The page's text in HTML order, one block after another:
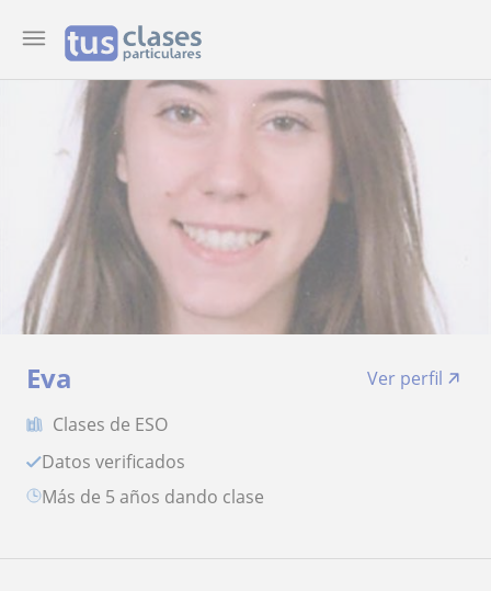
Eva
Ver perfil
Clases de ESO
Datos verificados
más de 5 años dando clase